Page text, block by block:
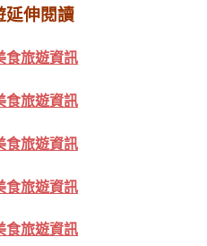
延伸閱讀
食旅遊資訊
食旅遊資訊
食旅遊資訊
食旅遊資訊
食旅遊資訊